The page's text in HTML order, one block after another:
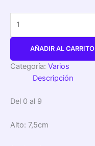
AÑADIR AL CARRITO
Categoría: Varios
Descripción
Del 0 al 9
Alto: 7,5cm